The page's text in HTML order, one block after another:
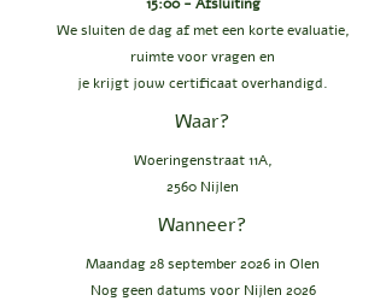
We sluiten de dag af met een korte evaluatie,
ruimte voor vragen en
je krijgt jouw certificaat overhandigd.
Waar?
Woeringenstraat 11A,
2560 Nijlen
Wanneer?
Maandag 28 september 2026 in Olen
Nog geen datums voor Nijlen 2026